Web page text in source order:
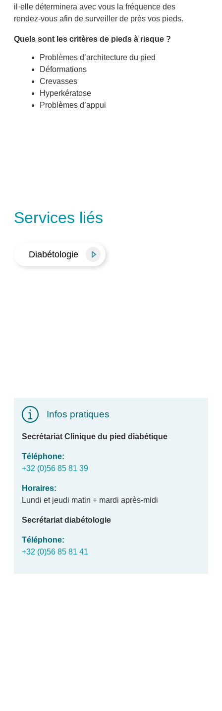
il·elle déterminera avec vous la fréquence des
rendez-vous afin de surveiller de près vos pieds.
Quels sont les critères de pieds à risque ?
Problèmes d’architecture du pied
Déformations
Crevasses
Hyperkératose
Problèmes d’appui
Services liés
Diabétologie
Infos pratiques
Secrétariat Clinique du pied diabétique
Téléphone
+32 (0)56 85 81 39
Horaires
Lundi et jeudi matin + mardi après-midi
Secrétariat diabétologie
Téléphone
+32 (0)56 85 81 41